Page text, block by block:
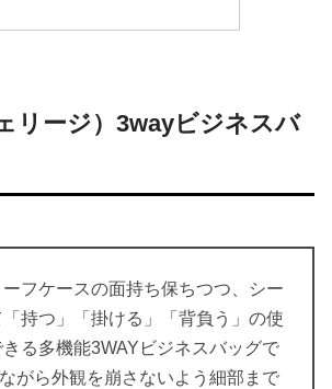
リージ）3wayビジネスバ
フケースの面持ち保ちつつ、シー
持つ」「掛ける」「背負う」の使
る多機能3WAYビジネスバッグで
がら外観を崩さないよう細部まで